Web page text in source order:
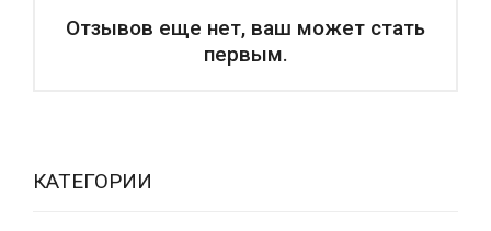
Отзывов еще нет, ваш может стать
первым.
КАТЕГОРИИ